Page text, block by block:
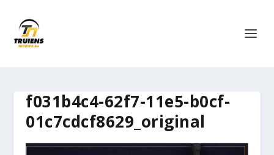
f031b4c4-62f7-11e5-b0cf-
01c7cdcf8629_original